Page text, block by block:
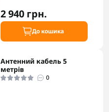
2 940 грн.
До кошика
Антенний кабель 5
метрів
0